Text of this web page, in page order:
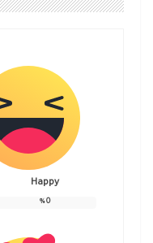
Happy
0
%